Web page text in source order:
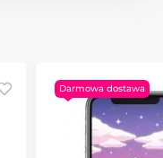
Darmowa dostawa